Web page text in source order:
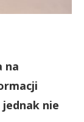
na
nie